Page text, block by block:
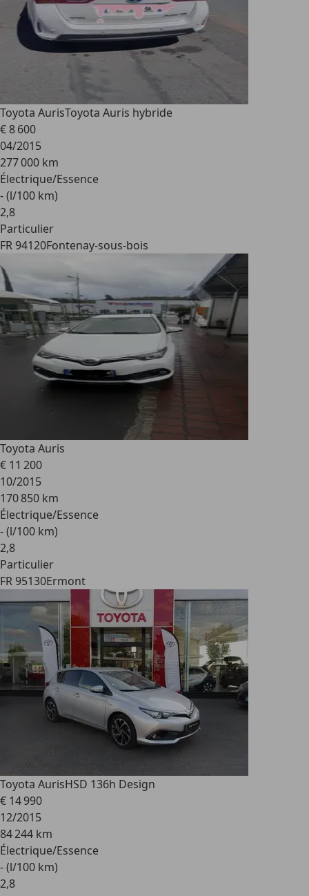
Toyota AurisToyota Auris hybride
€ 8 600
04/2015
277 000 km
Électrique/Essence
- (l/100 km)
2,8
Particulier
FR 94120Fontenay-sous-bois
Toyota Auris
€ 11 200
10/2015
170 850 km
Électrique/Essence
- (l/100 km)
2,8
Particulier
FR 95130Ermont
Toyota AurisHSD 136h Design
€ 14 990
12/2015
84 244 km
Électrique/Essence
- (l/100 km)
2,8